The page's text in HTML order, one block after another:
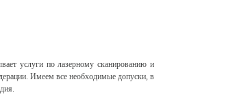
по лазерному сканированию и
Имеем все необходимые допуски, в